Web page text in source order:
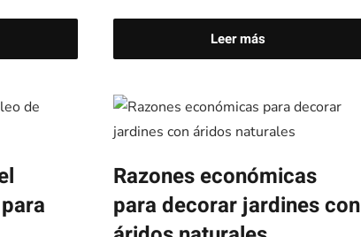
Leer más
Razones económicas
para decorar jardines con